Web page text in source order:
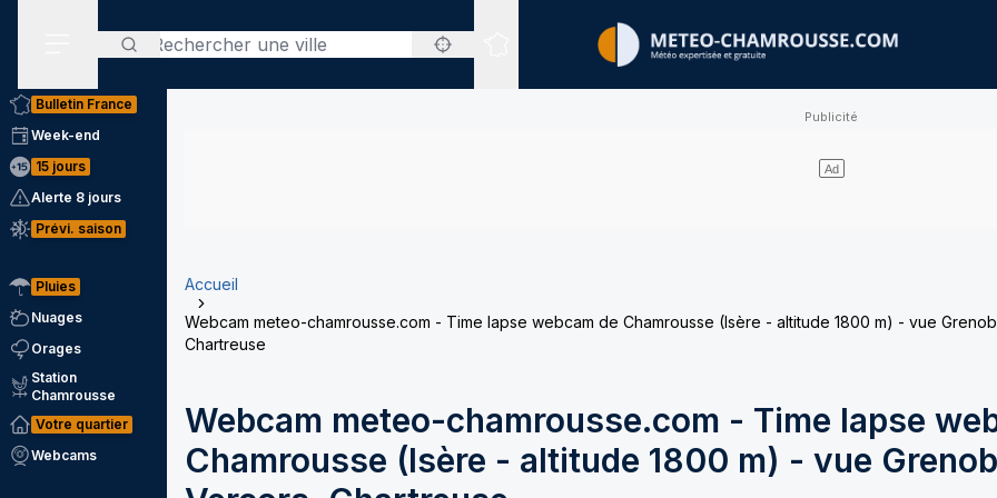
Rechercher
Sites expertisés
Bulletin France
Week-end
15 jours
Alerte 8 jours
Prévi. saison
Pluies
Nuages
Orages
Station
Chamrousse
Votre quartier
Webcams
Accueil
Webcam meteo-chamrousse.com - Time lapse webcam de Chamrousse (Isère - altitude 1800 m) - vue
Chartreuse
Webcam meteo-chamrousse.com - Time lapse
Chamrousse (Isère - altitude 1800 m) - vue